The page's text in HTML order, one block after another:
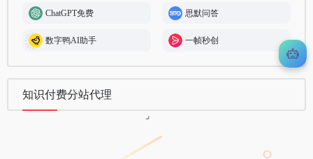
ChatGPT免费 思默问答
数字鸭AI助手 一帧秒创
知识付费分站代理